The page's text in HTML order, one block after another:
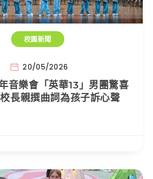
校園新聞
20/05/2026
音樂會「英華13」男團驚喜
校長親撰曲詞為孩子訴心聲